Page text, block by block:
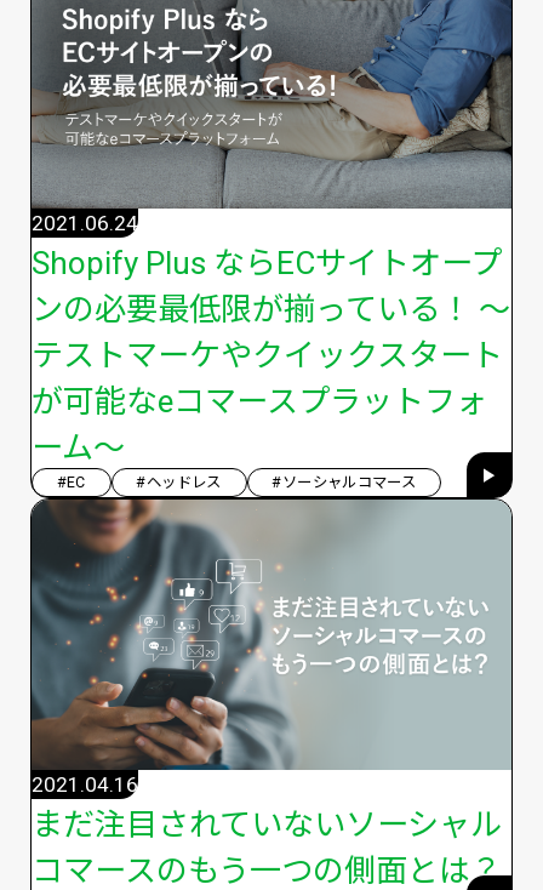
Shopify Plus ならECサイトオープ
ンの必要最低限が揃っている！ 〜
テストマーケやクイックスタート
が可能なeコマースプラットフォ
ーム〜
2021.06.24
#EC #ヘッドレス #ソーシャルコマース
まだ注目されていないソーシャル
コマースのもう一つの側面とは？
2021.04.16